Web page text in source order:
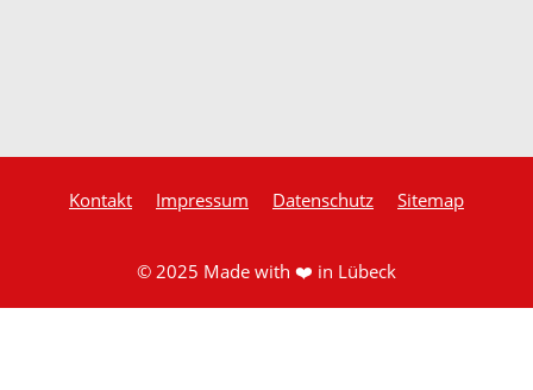
Kontakt Impressum Datenschutz Sitemap
© 2025 Made with ❤️ in Lübeck